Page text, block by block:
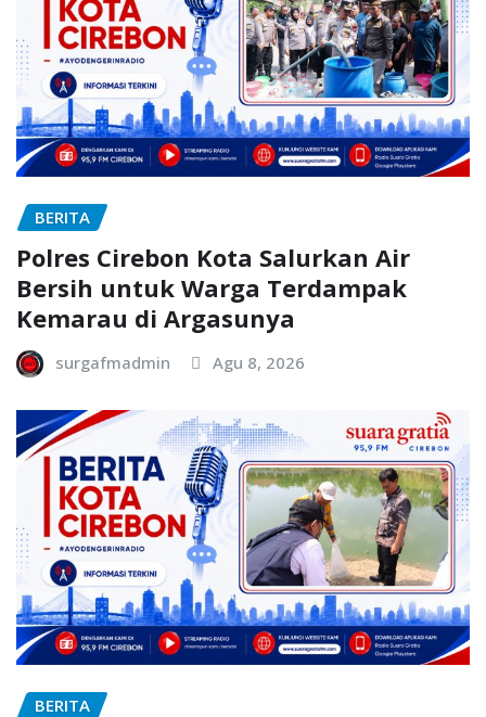
BERITA
Polres Cirebon Kota Salurkan Air
Bersih untuk Warga Terdampak
Kemarau di Argasunya
surgafmadmin Agu 8, 2026
BERITA